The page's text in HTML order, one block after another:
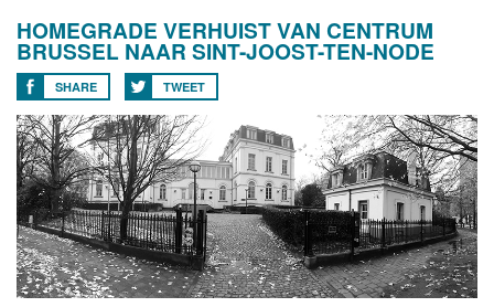
HOMEGRADE VERHUIST VAN CENTRUM
BRUSSEL NAAR SINT-JOOST-TEN-NODE
SHARE TWEET